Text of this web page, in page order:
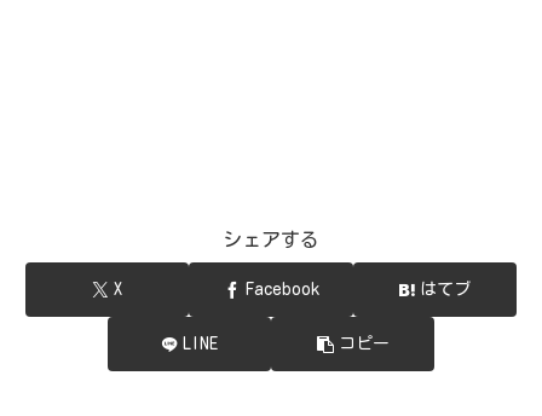
シェアする
X Facebook はてブ
LINE コピー